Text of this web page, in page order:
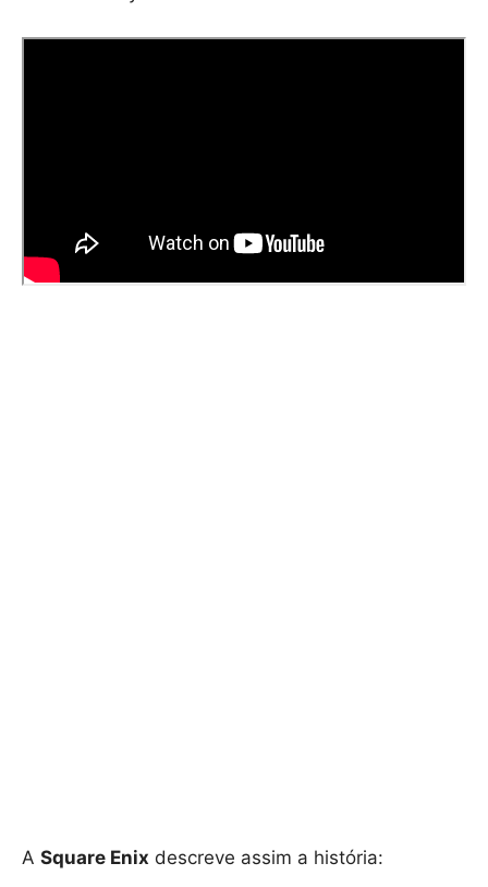
A Square Enix descreve assim a história: